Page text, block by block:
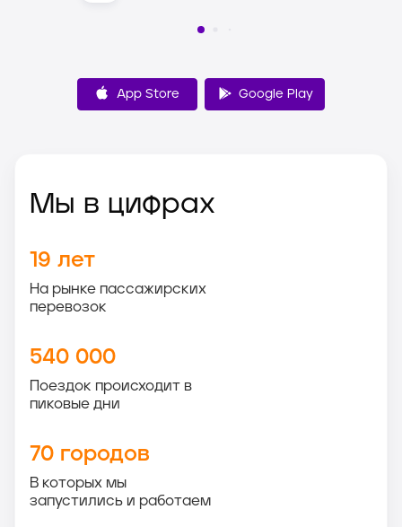
App Store Google Play
Мы в цифрах
19 лет
На рынке пассажирских
перевозок
540 000
Поездок происходит в
пиковые дни
70 городов
В которых мы
запустились и работаем